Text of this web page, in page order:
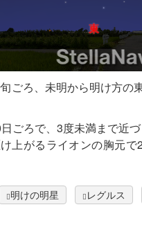
ごろ、未明から明け方の
ごろで、3度未満まで近
上がるライオンの胸元で
明けの明星 レグルス